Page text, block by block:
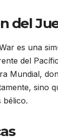
del
es una
del
Mundial,
sino
bélico.